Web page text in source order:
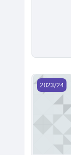
KNJ/
2023/24